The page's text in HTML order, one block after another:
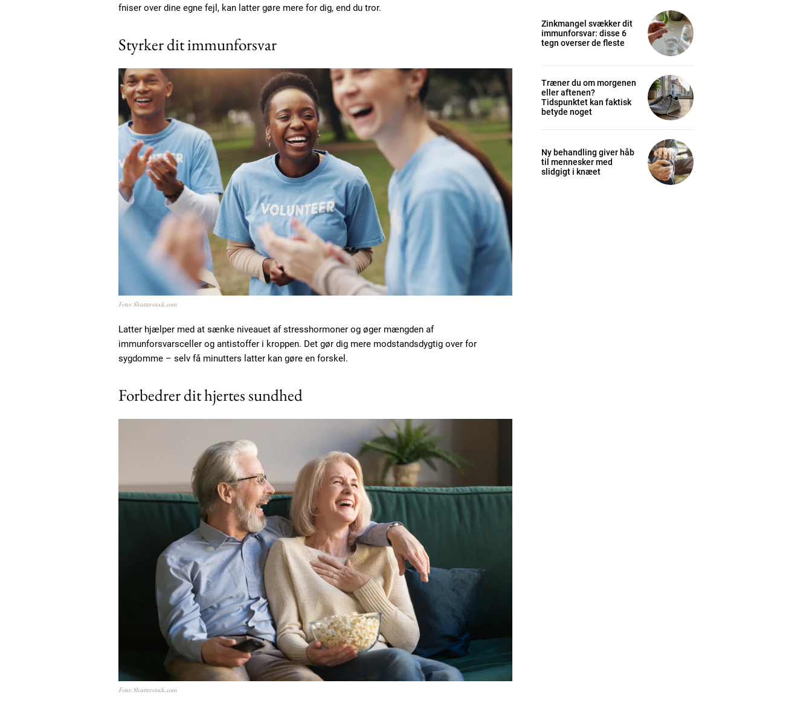
Subscription Plans
Free limited access
Gratis / forever
Etiam est nibh, lobortis sit
Praesent euismod ac
Member full access
100
Etiam est nibh, lobortis sit
fniser over dine egne fejl, kan latter gøre mere for dig, end du tror.
Styrker dit immunforsvar
Foto: Shutterstock.com
Latter hjælper med at sænke niveauet af stresshormoner og øger mængden af
immunforsvarsceller og antistoffer i kroppen. Det gør dig mere modstandsdygtig over for
sygdomme – selv få minutters latter kan gøre en forskel.
Forbedrer dit hjertes sundhed
Foto: Shutterstock.com
Zinkmangel svækker dit
immunforsvar: disse 6
tegn overser de fleste
Træner du om morgenen
eller aftenen?
Tidspunktet kan faktisk
betyde noget
Ny behandling giver håb
til mennesker med
slidgigt i knæet